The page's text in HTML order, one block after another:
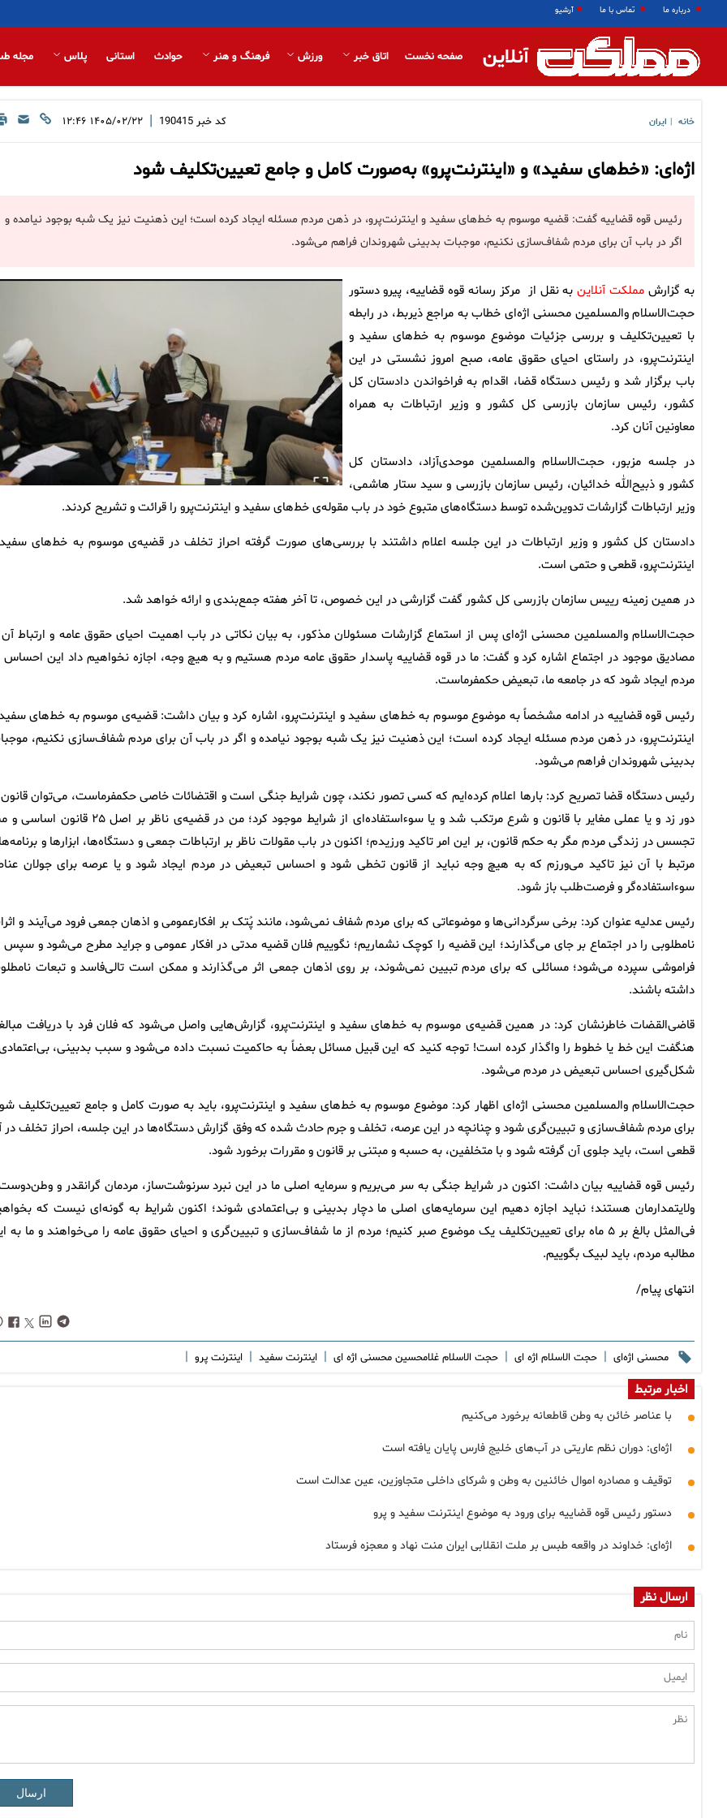
درباره ما تماس با ما آرشیو
آنلاین صفحه نخست اتاق خبر ورزش فرهنگ و هنر حوادث استانی پلاس مجله
خانه ایران کد خبر 190415
| ۱۴۰۵/۰۲/۲۲ ۱۲:۴۶
اژه‌ای: «خط‌های سفید» و «اینترنت‌پرو» به‌صورت کامل و جامع تعیین‌تکلیف شود
رئیس قوه قضاییه گفت: قضیه‌ موسوم به خط‌های سفید و اینترنت‌پرو، در ذهن مردم مسئله ایجاد کرده است؛ این ذهنیت نیز یک شبه بوجود نیامده و
اگر در باب آن برای مردم شفاف‌سازی نکنیم، موجبات بدبینی شهروندان فراهم می‌شود.
به گزارش مملکت آنلاین به نقل از مرکز رسانه قوه قضاییه، پیرو دستور
حجت‌الاسلام والمسلمین محسنی اژه‌ای خطاب به مراجع ذیربط، در رابطه
با تعیین‌تکلیف و بررسی جزئیات موضوع موسوم به خط‌های سفید و
اینترنت‌پرو، در راستای احیای حقوق عامه، صبح امروز نشستی در این
باب برگزار شد و رئیس دستگاه قضا، اقدام به فراخواندن دادستان کل
کشور، رئیس سازمان بازرسی کل کشور و وزیر ارتباطات به همراه
معاونین آنان کرد.
در جلسه مزبور، حجت‌الاسلام والمسلمین موحدی‌آزاد، دادستان کل
کشور و ذبیح‌الله خدائیان، رئیس سازمان بازرسی و سید ستار هاشمی،
وزیر ارتباطات گزارشات تدوین‌شده توسط دستگاه‌های متبوع خود در باب مقوله‌ی خط‌های سفید و اینترنت‌پرو را قرائت و تشریح کردند.
دادستان کل کشور و وزیر ارتباطات در این جلسه اعلام داشتند با بررسی‌های صورت گرفته احراز تخلف در قضیه‌ی موسوم به خط‌های
اینترنت‌پرو، قطعی و حتمی است.
در همین زمینه رییس سازمان بازرسی کل کشور گفت گزارشی در این خصوص، تا آخر هفته جمع‌بندی و ارائه خواهد شد.
حجت‌الاسلام والمسلمین محسنی اژه‌ای پس از استماع گزارشات مسئولان مذکور، به بیان نکاتی در باب اهمیت احیای حقوق عامه و ارتباط آن
مصادیق موجود در اجتماع اشاره کرد و گفت: ما در قوه قضاییه پاسدار حقوق عامه مردم هستیم و به هیچ وجه، اجازه نخواهیم داد این احساس
مردم ایجاد شود که در جامعه ما، تبعیض حکمفرماست.
رئیس قوه قضاییه در ادامه مشخصاً به موضوع موسوم به خط‌های سفید و اینترنت‌پرو، اشاره کرد و بیان داشت: قضیه‌ی موسوم به خط‌های
اینترنت‌پرو، در ذهن مردم مسئله ایجاد کرده است؛ این ذهنیت نیز یک شبه بوجود نیامده و اگر در باب آن برای مردم شفاف‌سازی نکنیم،
بدبینی شهروندان فراهم می‌شود.
رئیس دستگاه قضا تصریح کرد: بارها اعلام کرده‌ایم که کسی تصور نکند، چون شرایط جنگی است و اقتضائات خاصی حکمفرماست، می‌توان قانون
دور زد و یا عملی مغایر با قانون و شرع مرتکب شد و یا سوء‌استفاده‌ای از شرایط موجود کرد؛ من در قضیه‌ی ناظر بر اصل ۲۵
تجسس در زندگی مردم مگر به حکم قانون، بر این امر تاکید ورزیدم؛ اکنون در باب مقولات ناظر بر ارتباطات جمعی و دستگاه‌ها، ابزارها و
مرتبط با آن نیز تاکید می‌ورزم که به هیچ وجه نباید از قانون تخطی شود و احساس تبعیض در مردم ایجاد شود و یا عرصه برای جولان
سوء‌استفاده‌گر و فرصت‌طلب باز شود.
رئیس عدلیه عنوان کرد: برخی سرگردانی‌ها و موضوعاتی که برای مردم شفاف نمی‌شود، مانند پُتک بر افکارعمومی و اذهان جمعی فرود می‌آیند و
نامطلوبی را در اجتماع بر جای می‌گذارند؛ این قضیه را کوچک نشماریم؛ نگوییم فلان قضیه مدتی در افکار عمومی و جراید مطرح می‌شود و سپس
فراموشی سپرده می‌شود؛ مسائلی که برای مردم تبیین نمی‌شوند، بر روی اذهان جمعی اثر می‌گذارند و ممکن است تالی‌فاسد و تبعات
داشته باشند.
قاضی‌القضات خاطرنشان کرد: در همین قضیه‌ی موسوم به خط‌های سفید و اینترنت‌پرو، گزارش‌هایی واصل می‌شود که فلان فرد با دریافت
هنگفت این خط یا خطوط را واگذار کرده است! توجه کنید که این قبیل مسائل بعضاً به حاکمیت نسبت داده می‌شود و سبب بدبینی،
شکل‌گیری احساس تبعیض در مردم می‌شود.
حجت‌الاسلام والمسلمین محسنی اژه‌ای اظهار کرد: موضوع موسوم به خط‌های سفید و اینترنت‌پرو، باید به صورت کامل و جامع تعیین‌تکلیف
برای مردم شفاف‌سازی و تبیین‌گری شود و چنانچه در این عرصه، تخلف و جرم حادث شده که وفق گزارش دستگاه‌ها در این جلسه، احراز تخلف در
قطعی است، باید جلوی آن گرفته شود و با متخلفین، به حسبه و مبتنی بر قانون و مقررات برخورد شود.
رئیس قوه قضاییه بیان داشت: اکنون در شرایط جنگی به سر می‌بریم و سرمایه اصلی ما در این نبرد سرنوشت‌ساز، مردمان گرانقدر و
ولایتمدارمان هستند؛ نباید اجازه دهیم این سرمایه‌های اصلی ما دچار بدبینی و بی‌اعتمادی شوند؛ اکنون شرایط به گونه‌ای نیست که
فی‌المثل بالغ بر ۵ ماه برای تعیین‌تکلیف یک موضوع صبر کنیم؛ مردم از ما شفاف‌سازی و تبیین‌گری و احیای حقوق عامه را می‌خواهند و ما به
مطالبه مردم، باید لبیک بگوییم.
انتهای پیام/
محسنی اژه‌ای | حجت الاسلام اژه ای | حجت الاسلام غلامحسین محسنی اژه ای | اینترنت سفید | اینترنت پرو |
اخبار مرتبط
با عناصر خائن به وطن قاطعانه برخورد می‌کنیم
اژه‌ای: دوران نظم عاریتی در آب‌های خلیج فارس پایان یافته است
توقیف و مصادره اموال خائنین به وطن و شرکای داخلی متجاوزین، عین عدالت است
دستور رئیس قوه قضاییه برای ورود به موضوع اینترنت سفید و پرو
اژه‌ای: خداوند در واقعه طبس بر ملت انقلابی ایران منت نهاد و معجزه فرستاد
ارسال نظر
ارسال